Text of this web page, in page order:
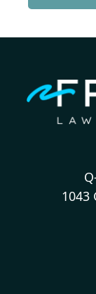
1043